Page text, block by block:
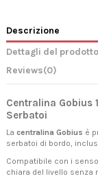
Descrizione
Dettagli del prodotto
Reviews(0)
Centralina Gobius
Serbatoi
La centralina Gobius è
serbatoi di bordo,
Compatibile con i
chiara del livello senza